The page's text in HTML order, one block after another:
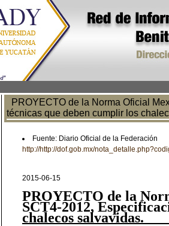
PROYECTO de la Norma Oficial
técnicas que deben cumplir los
Fuente: Diario Oficial de la Federación
http://http://dof.gob.mx/
2015-06-15
PROYECTO de la
SCT4-2012,
chalecos salvavidas.